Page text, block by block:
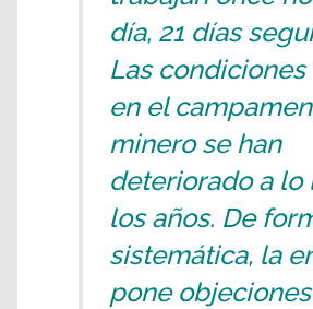
día, 21 días
Las
en el
minero se han
deteriorado a lo
los años. De
sistemática, la
pone objeciones